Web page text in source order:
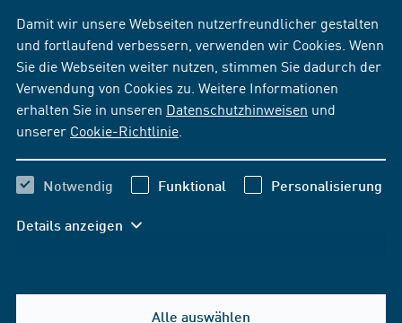
Damit wir unsere Webseiten nutzerfreundlicher gestalten
und fortlaufend verbessern, verwenden wir Cookies. Wenn
Sie die Webseiten weiter nutzen, stimmen Sie dadurch der
Verwendung von Cookies zu. Weitere Informationen
erhalten Sie in unseren Datenschutzhinweisen und
unserer Cookie-Richtlinie
Notwendig Funktional Personalisierung
Details anzeigen
Alle auswählen